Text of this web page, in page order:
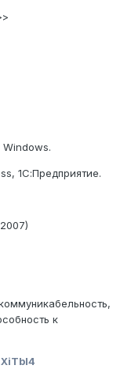
1С:Предприятие.
к